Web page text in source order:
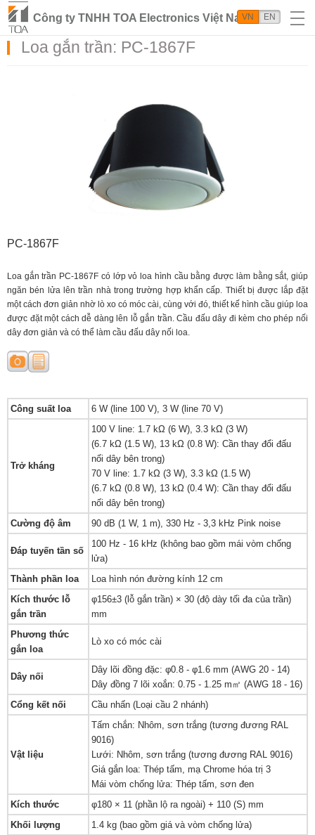
Công ty TNHH TOA Electronics Việt Nam
VN EN
Loa gắn trần: PC-1867F
PC-1867F
Loa gắn trần PC-1867F có lớp vỏ loa hình cầu bằng được làm bằng sắt, giúp
ngăn bén lửa lên trần nhà trong trường hợp khẩn cấp. Thiết bị được lắp đặt
một cách đơn giản nhờ lò xo có móc cài, cùng với đó, thiết kế hình cầu giúp loa
được đặt một cách dễ dàng lên lỗ gắn trần. Cầu đấu dây đi kèm cho phép nối
dây đơn giản và có thể làm cầu đấu dây nối loa.
Công suất loa 6 W (line 100 V), 3 W (line 70 V)
Trở kháng
100 V line: 1.7 kΩ (6 W), 3.3 kΩ (3 W)
(6.7 kΩ (1.5 W), 13 kΩ (0.8 W): Cần thay đổi đấu
nối dây bên trong)
70 V line: 1.7 kΩ (3 W), 3.3 kΩ (1.5 W)
(6.7 kΩ (0.8 W), 13 kΩ (0.4 W): Cần thay đổi đấu
nối dây bên trong)
Cường độ âm
90 dB (1 W, 1 m), 330 Hz - 3,3 kHz Pink noise
Đáp tuyến tần số
100 Hz - 16 kHz (không bao gồm mái vòm chống
lửa)
Thành phần loa
Loa hình nón đường kính 12 cm
Kích thước lỗ
gắn trần
φ156±3 (lỗ gắn trần) × 30 (độ dày tối đa của trần)
mm
Phương thức
gắn loa
Lò xo có móc cài
Dây nối
Dây lõi đồng đặc: φ0.8 - φ1.6 mm (AWG 20 - 14)
Dây đồng 7 lõi xoắn: 0.75 - 1.25 m㎡ (AWG 18 - 16)
Cổng kết nối
Cầu nhấn (Loại cầu 2 nhánh)
Vật liệu
Tấm chắn: Nhôm, sơn trắng (tương đương RAL
9016)
Lưới: Nhôm, sơn trắng (tương đương RAL 9016)
Giá gắn loa: Thép tấm, mạ Chrome hóa trị 3
Mái vòm chống lửa: Thép tấm, sơn đen
Kích thước
φ180 × 11 (phần lộ ra ngoài) + 110 (S) mm
Khối lượng
1.4 kg (bao gồm giá và vòm chống lửa)